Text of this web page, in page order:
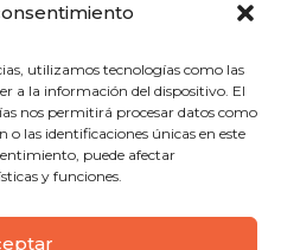
utilizamos tecnologías como las
a la información del dispositivo. El
nos permitirá procesar datos como
las identificaciones únicas en este
puede afectar
y funciones.
las Nieves 3, 46003 -